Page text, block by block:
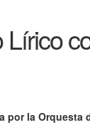
por la Orquesta